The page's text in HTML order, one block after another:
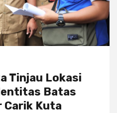
Tinjau Lokasi
Batas
Carik Kuta